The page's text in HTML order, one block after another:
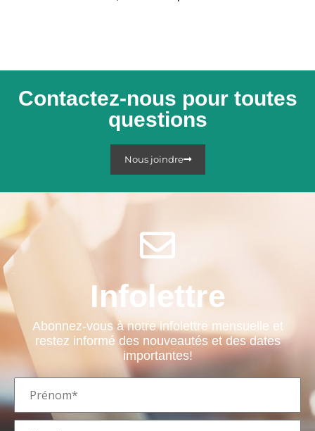
Contactez-nous pour toutes
questions
Nous joindre
Infolettre
Abonnez-vous à notre infolettre mensuelle et
restez informé des nouveautés et des dates
importantes!